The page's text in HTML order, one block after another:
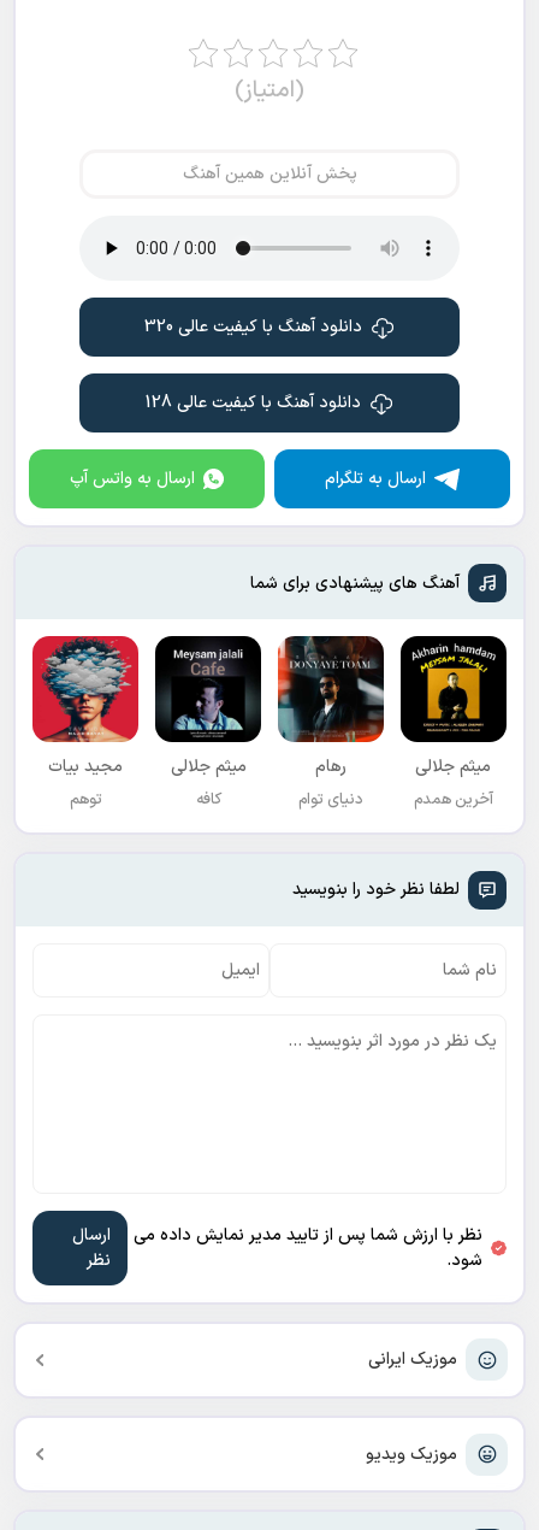
موزیک ایرانی
موزیک ویدیو
(امتیاز)
پخش آنلاین همین آهنگ
دانلود آهنگ با کیفیت عالی 320
دانلود آهنگ با کیفیت عالی 128
ارسال به تلگرام ارسال به واتس آپ
آهنگ های پیشنهادی برای شما
میثم جلالی
آخرین همدم
رهام
دنیای توام
میثم جلالی
کافه
مجید بیات
توهم
لطفا نظر خود را بنویسید
نظر با ارزش شما پس از تایید مدیر نمایش داده می
شود.